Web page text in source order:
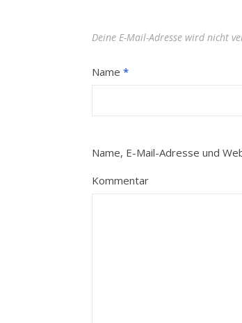
Deine E-Mail-Adresse wird nicht
Name *
Name, E-Mail-Adresse und
Kommentar